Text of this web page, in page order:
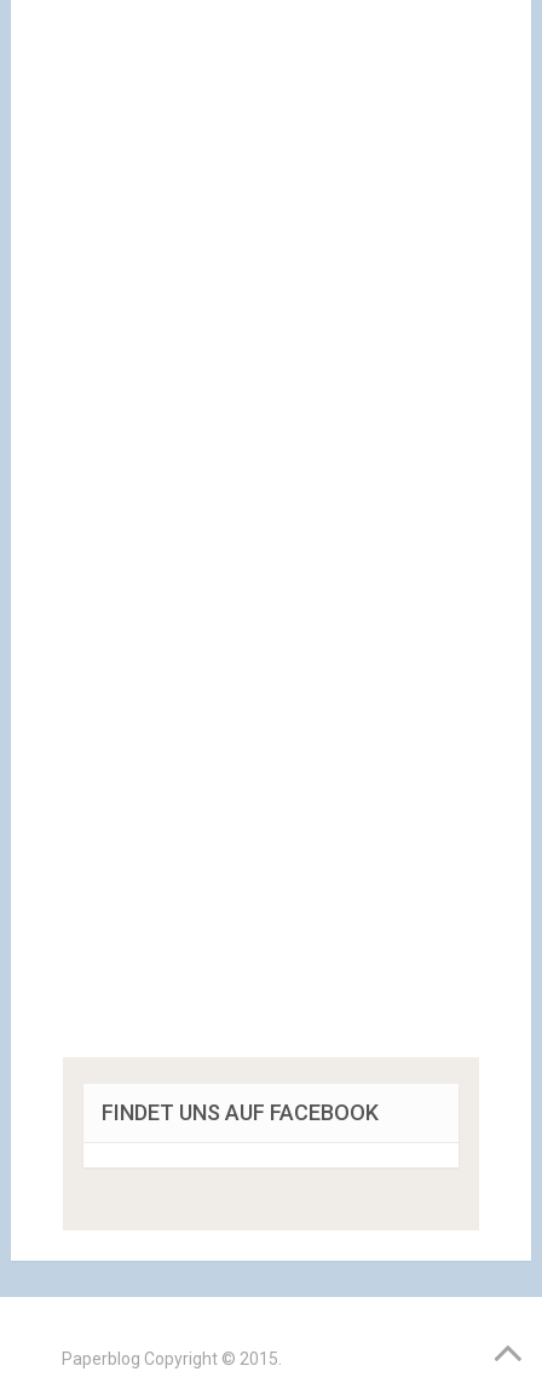
FINDET UNS AUF FACEBOOK
Paperblog Copyright © 2015.